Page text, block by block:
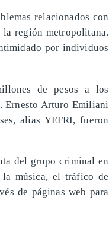
relacionados con
región metropolitana.
por individuos
de pesos a los
Ernesto Arturo Emiliani
alias YEFRI, fueron
del grupo criminal en
música, el tráfico de
de páginas web para